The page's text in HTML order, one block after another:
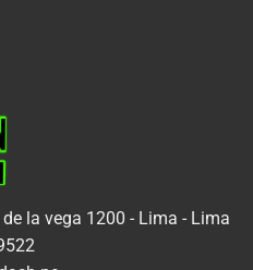
la vega 1200 - Lima - Lima